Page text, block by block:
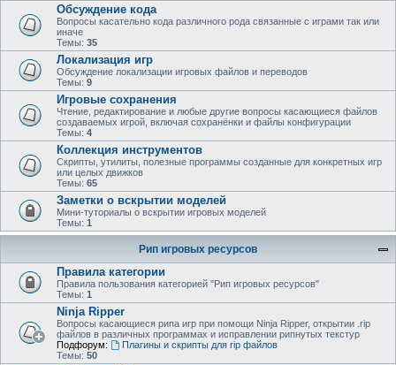
Обсуждение кода
Вопросы касательно кода различного рода связанные с играми так или
иначе
Темы: 35
Локализация игр
Обсуждение локализации игровых файлов и переводов
Темы: 9
Игровые сохранения
Чтение, редактирование и любые другие вопросы касающиеся файлов
создаваемых игрой, включая сохранёнки и файлы конфигурации
Темы: 4
Коллекция инструментов
Скрипты, утилиты, полезные программы созданные для конкретных игр
или целых движков
Темы: 65
Заметки о вскрытии моделей
Мини-туториалы о вскрытии игровых моделей
Темы: 1
Рип игровых ресурсов
Правила категории
Правила пользования категорией "Рип игровых ресурсов"
Темы: 1
Ninja Ripper
Вопросы касающиеся рипа игр при помощи Ninja Ripper, открытии .rip
файлов в различных программах и исправлении рипнутых текстур
Подфорум:
Плагины и скрипты для rip файлов
Темы: 50